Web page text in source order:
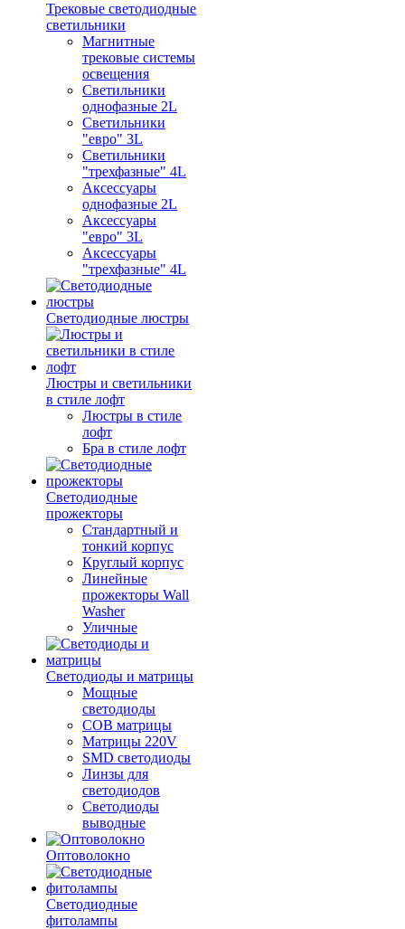
Трековые светодиодные
светильники
Магнитные
трековые системы
освещения
Светильники
однофазные 2L
Светильники
"евро" 3L
Светильники
"трехфазные" 4L
Аксессуары
однофазные 2L
Аксессуары
"евро" 3L
Аксессуары
"трехфазные" 4L
Светодиодные люстры
Люстры и светильники
в стиле лофт
Люстры в стиле
лофт
Бра в стиле лофт
Светодиодные
прожекторы
Стандартный и
тонкий корпус
Круглый корпус
Линейные
прожекторы Wall
Washer
Уличные
Светодиоды и матрицы
Мощные
светодиоды
COB матрицы
Матрицы 220V
SMD светодиоды
Линзы для
светодиодов
Светодиоды
выводные
Оптоволокно
Светодиодные
фитолампы